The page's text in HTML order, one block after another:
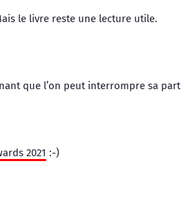
le livre reste une lecture utile.
que l’on peut interrompre sa
2021 :-)